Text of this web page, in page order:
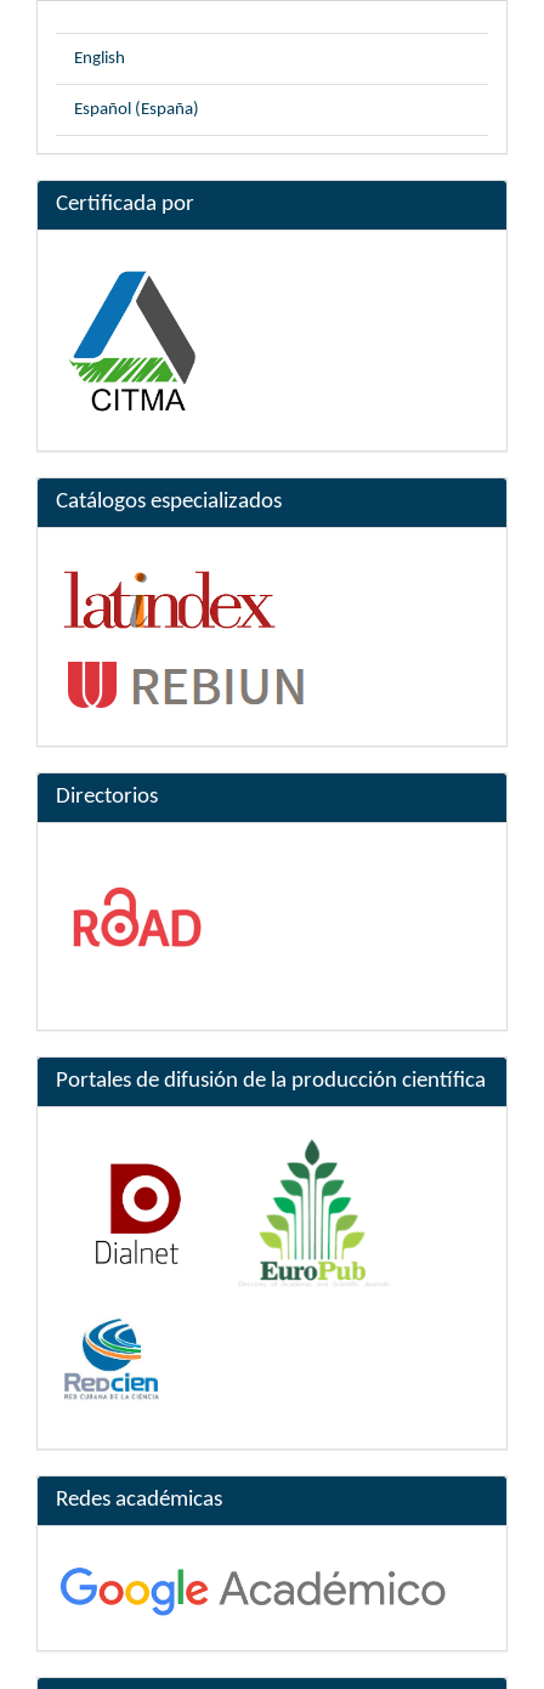
English
Español (España)
Certificada por
Catálogos especializados
Directorios
Portales de difusión de la producción científica
Redes académicas